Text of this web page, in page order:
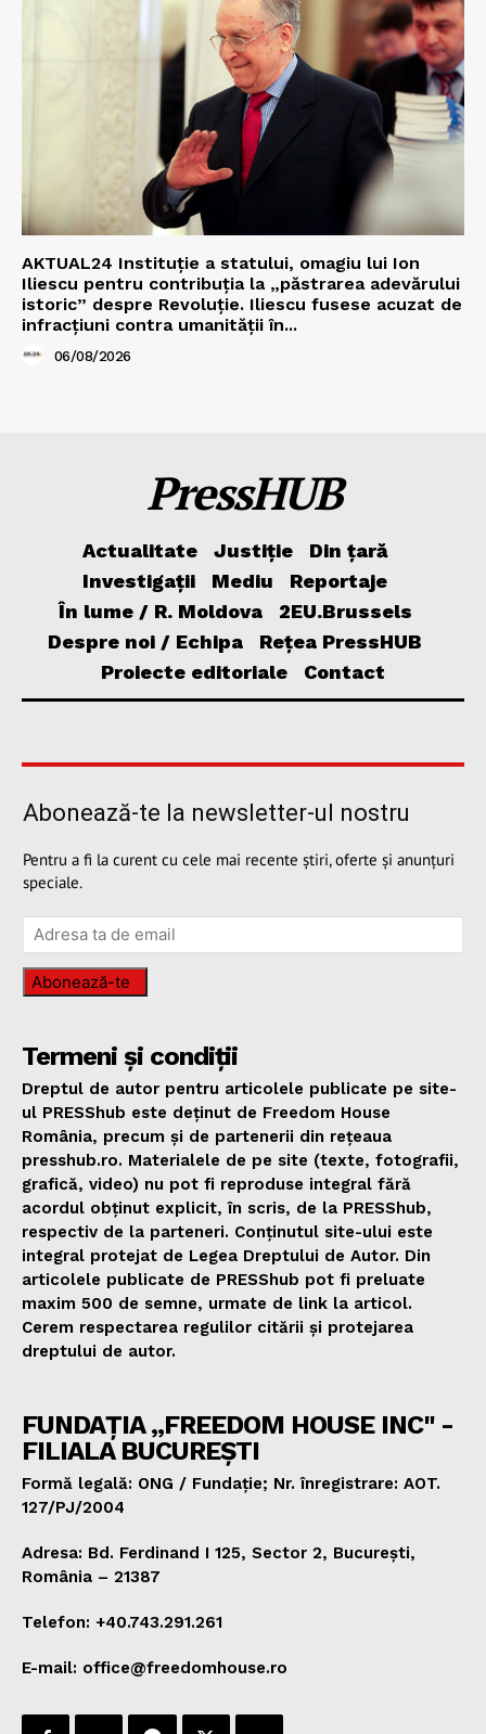
AKTUAL24 Instituție a statului, omagiu lui Ion
Iliescu pentru contribuția la „păstrarea adevărului
istoric” despre Revoluție. Iliescu fusese acuzat de
infracțiuni contra umanității în...
06/08/2026
PressHUB
Actualitate Justiție
Din țară
Investigații
Mediu
Reportaje
În lume / R. Moldova
2EU.Brussels
Despre noi / Echipa
Rețea PressHUB
Proiecte editoriale
Contact
Abonează-te la newsletter-ul nostru
Pentru a fi la curent cu cele mai recente știri, oferte și anunțuri
speciale.
Abonează-te
Termeni și condiții
Dreptul de autor pentru articolele publicate pe site-
ul PRESShub este deținut de Freedom House
România, precum și de partenerii din rețeaua
presshub.ro. Materialele de pe site (texte, fotografii,
grafică, video) nu pot fi reproduse integral fără
acordul obținut explicit, în scris, de la PRESShub,
respectiv de la parteneri. Conținutul site-ului este
integral protejat de Legea Dreptului de Autor. Din
articolele publicate de PRESShub pot fi preluate
maxim 500 de semne, urmate de link la articol.
Cerem respectarea regulilor citării și protejarea
dreptului de autor.
FUNDAȚIA „FREEDOM HOUSE INC" -
FILIALA BUCUREȘTI
Formă legală: ONG / Fundație; Nr. înregistrare: AOT.
127/PJ/2004
Adresa: Bd. Ferdinand I 125, Sector 2, București,
România – 21387
Telefon: +40.743.291.261
E-mail: office@freedomhouse.ro